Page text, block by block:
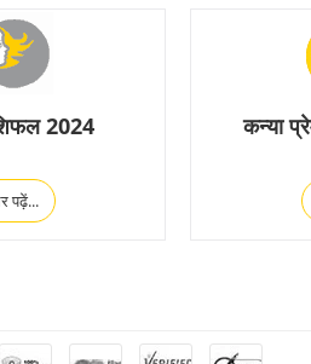
2024
पढ़ें...
कन्या